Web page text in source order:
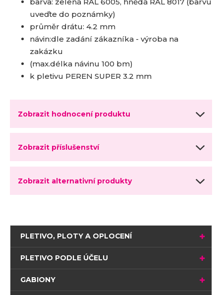
uveďte do poznámky)
průměr drátu: 4.2 mm
návin:dle zadání zákazníka - výroba na
zakázku
(max.délka návinu 100 bm)
k pletivu PEREN SUPER 3.2 mm
Zobrazit hodnocení produktu
Zobrazit příslušenství
Zobrazit alternativní produkty
PLETIVO, PLOTY A OPLOCENÍ
PLETIVO PODLE ÚČELU
GABIONY